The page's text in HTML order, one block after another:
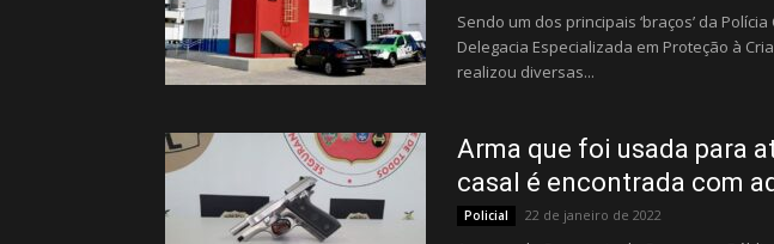
Sendo um dos principais ‘braços’ da Polícia
Delegacia Especializada em Proteção à
realizou diversas...
Arma que foi usada para
casal é encontrada com
Policial 22 de janeiro de 2022